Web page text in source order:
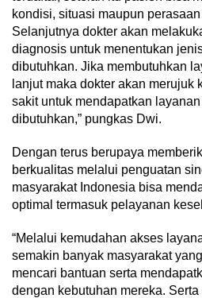
kondisi, situasi maupun
Selanjutnya dokter akan
diagnosis untuk menentukan
dibutuhkan. Jika membutuhkan
lanjut maka dokter akan merujuk
sakit untuk mendapatkan
dibutuhkan,” pungkas Dwi.
Dengan terus berupaya
berkualitas melalui penguatan
masyarakat Indonesia bisa
optimal termasuk pelayanan
“Melalui kemudahan akses
semakin banyak masyarakat
mencari bantuan serta
dengan kebutuhan mereka.